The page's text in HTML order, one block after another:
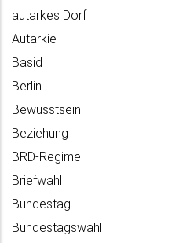
autarkes Dorf
Autarkie
Basid
Berlin
Bewusstsein
Beziehung
BRD-Regime
Briefwahl
Bundestag
Bundestagswahl